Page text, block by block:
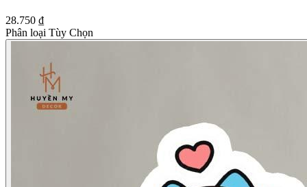
28.750 ₫
Phân loại Tùy Chọn